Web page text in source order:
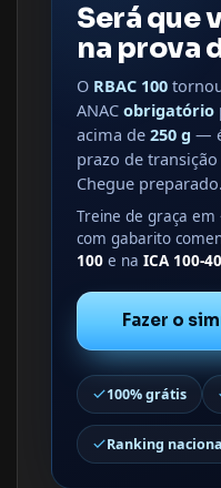
Será que
na prova
O RBAC 100
ANAC obrigatório
acima de 250 g —
prazo de transição
Chegue preparado.
Treine de graça em
com gabarito
100 e na ICA 100-40
Fazer o
100% grátis
Ranking